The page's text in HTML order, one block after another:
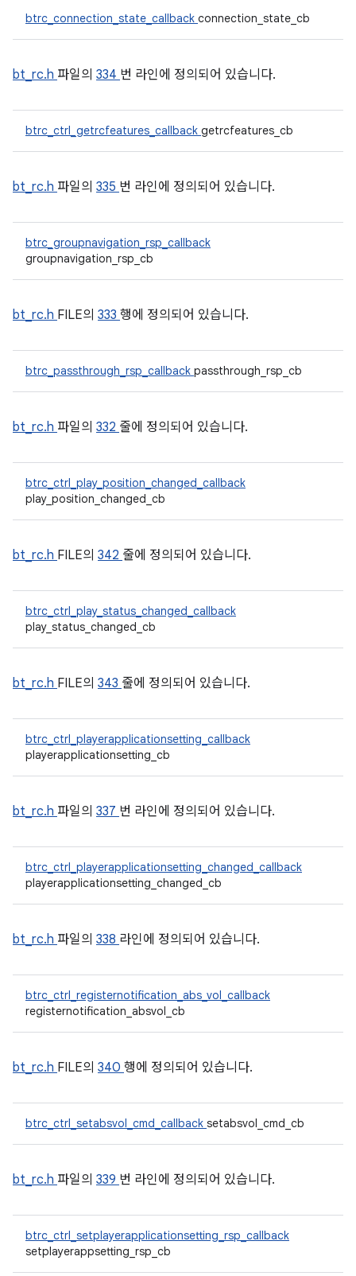
btrc_connection_state_callback connection_state_cb
bt_rc.h 파일의 334 번 라인에 정의되어 있습니다.
btrc_ctrl_getrcfeatures_callback getrcfeatures_cb
bt_rc.h 파일의 335 번 라인에 정의되어 있습니다.
btrc_groupnavigation_rsp_callback
groupnavigation_rsp_cb
bt_rc.h FILE의 333 행에 정의되어 있습니다.
btrc_passthrough_rsp_callback passthrough_rsp_cb
bt_rc.h 파일의 332 줄에 정의되어 있습니다.
btrc_ctrl_play_position_changed_callback
play_position_changed_cb
bt_rc.h FILE의 342 줄에 정의되어 있습니다.
btrc_ctrl_play_status_changed_callback
play_status_changed_cb
bt_rc.h FILE의 343 줄에 정의되어 있습니다.
btrc_ctrl_playerapplicationsetting_callback
playerapplicationsetting_cb
bt_rc.h 파일의 337 번 라인에 정의되어 있습니다.
btrc_ctrl_playerapplicationsetting_changed_callback
playerapplicationsetting_changed_cb
bt_rc.h 파일의 338 라인에 정의되어 있습니다.
btrc_ctrl_registernotification_abs_vol_callback
registernotification_absvol_cb
bt_rc.h FILE의 340 행에 정의되어 있습니다.
btrc_ctrl_setabsvol_cmd_callback setabsvol_cmd_cb
bt_rc.h 파일의 339 번 라인에 정의되어 있습니다.
btrc_ctrl_setplayerapplicationsetting_rsp_callback
setplayerappsetting_rsp_cb